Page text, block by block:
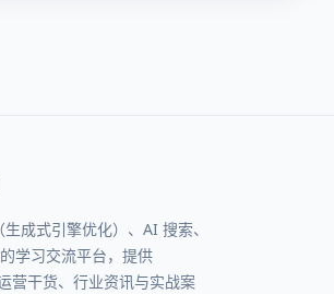
成式引擎优化）、AI 搜索、
学习交流平台，提供
营干货、行业资讯与实战案